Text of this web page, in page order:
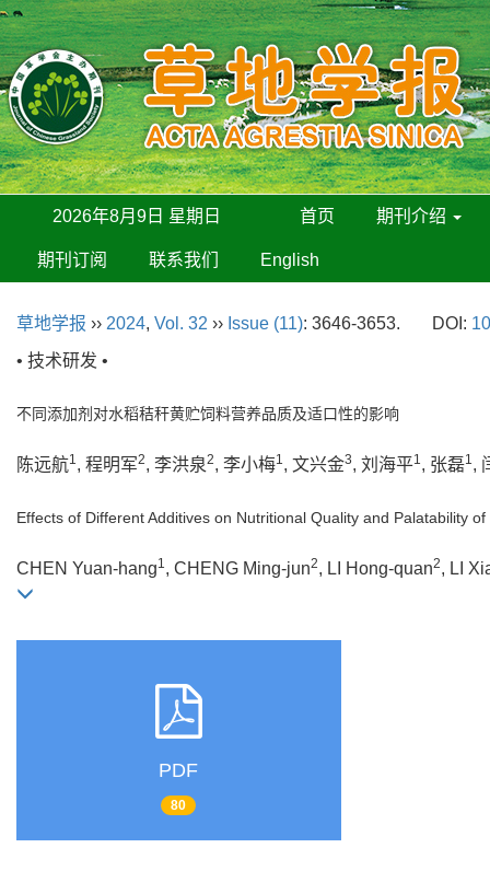
2026年8月9日 星期日 首页 期刊介绍
期刊订阅 联系我们 English
草地学报 ›› 2024, Vol. 32 ›› Issue (11): 3646-3653. DOI:
• 技术研发 •
不同添加剂对水稻秸秆黄贮饲料营养品质及适口性的影响
陈远航1, 程明军2, 李洪泉2, 李小梅1, 文兴金3, 刘海平1, 张磊1,
Effects of Different Additives on Nutritional Quality and Palatability
CHEN Yuan-hang1, CHENG Ming-jun2, LI Hong-quan2, LI
PDF
80